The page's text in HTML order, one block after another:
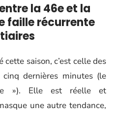
la 46e et la
faille récurrente
saison, c’est celle des
dernières minutes (le
»). Elle est réelle et
une autre tendance,